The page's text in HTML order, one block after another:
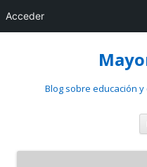
Acceder
Blog sobre educación